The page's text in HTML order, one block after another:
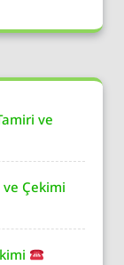
ve
Çekimi